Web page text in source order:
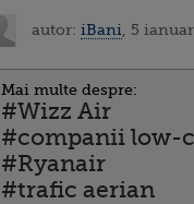
autor: iBani , 5
Mai multe despre:
#Wizz Air
#companii low-
#Ryanair
#trafic aerian